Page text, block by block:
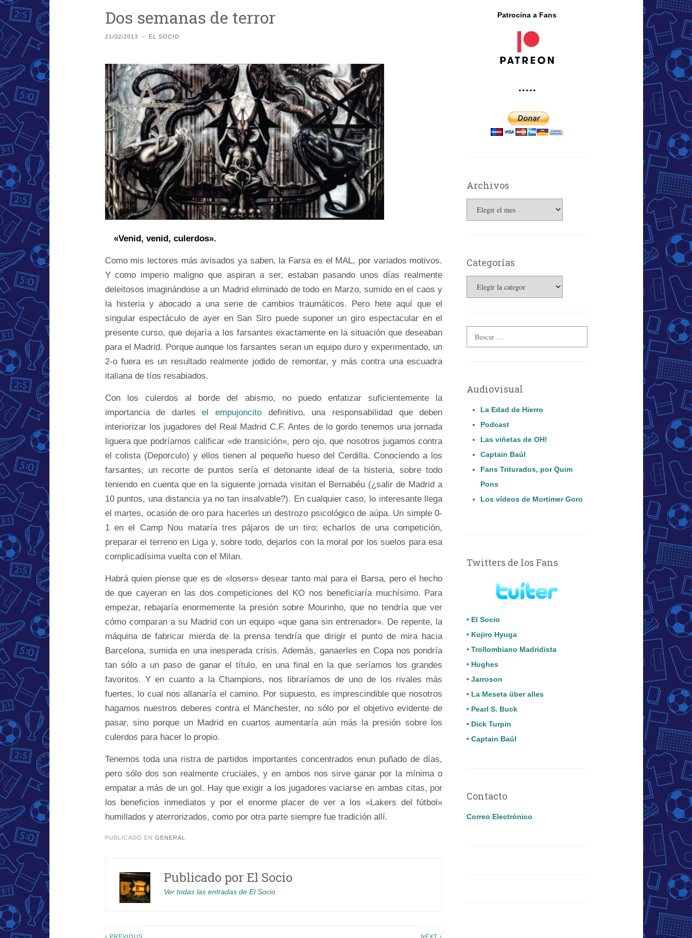
Dos semanas de terror
21/02/2013 ~ EL SOCIO
«Venid, venid, culerdos».
Como mis lectores más avisados ya saben, la Farsa es el MAL, por variados motivos.
Y como imperio maligno que aspiran a ser, estaban pasando unos días realmente
deleitosos imaginándose a un Madrid eliminado de todo en Marzo, sumido en el caos y
la histeria y abocado a una serie de cambios traumáticos. Pero hete aquí que el
singular espectáculo de ayer en San Siro puede suponer un giro espectacular en el
presente curso, que dejaría a los farsantes exactamente en la situación que deseaban
para el Madrid. Porque aunque los farsantes seran un equipo duro y experimentado, un
2-o fuera es un resultado realmente jodido de remontar, y más contra una escuadra
italiana de tíos resabiados.
Con los culerdos al borde del abismo, no puedo enfatizar suficientemente la
importancia de darlesel empujoncito definitivo, una responsabilidad que deben
interiorizar los jugadores del Real Madrid C.F. Antes de lo gordo tenemos una jornada
liguera que podríamos calificar «de transición», pero ojo, que nosotros jugamos contra
el colista (Deporculo) y ellos tienen al pequeño hueso del Cerdilla. Conociendo a los
farsantes, un recorte de puntos sería el detonante ideal de la histeria, sobre todo
teniendo en cuenta que en la siguiente jornada visitan el Bernabéu (¿salir de Madrid a
10 puntos, una distancia ya no tan insalvable?). En cualquier caso, lo interesante llega
el martes, ocasión de oro para hacerles un destrozo psicológico de aúpa. Un simple 0-
1 en el Camp Nou mataría tres pájaros de un tiro: echarlos de una competición,
preparar el terreno en Liga y, sobre todo, dejarlos con la moral por los suelos para esa
complicadísima vuelta con el Milan.
Habrá quien piense que es de «losers» desear tanto mal para el Barsa, pero el hecho
de que cayeran en las dos competiciones del KO nos beneficiaría muchísimo. Para
empezar, rebajaría enormemente la presión sobre Mourinho, que no tendría que ver
cómo comparan a su Madrid con un equipo «que gana sin entrenador». De repente, la
máquina de fabricar mierda de la prensa tendría que dirigir el punto de mira hacia
Barcelona, sumida en una inesperada crisis. Además, ganaerles en Copa nos pondría
tan sólo a un paso de ganar el título, en una final en la que seríamos los grandes
favoritos. Y en cuanto a la Champions, nos libraríamos de uno de los rivales más
fuertes, lo cual nos allanaría el camino. Por supuesto, es imprescindible que nosotros
hagamos nuestros deberes contra el Manchester, no sólo por el objetivo evidente de
pasar, sino porque un Madrid en cuartos aumentaría aún más la presión sobre los
culerdos para hacer lo propio.
Tenemos toda una ristra de partidos importantes concentrados enun puñado de días,
pero sólo dos son realmente cruciales, y en ambos nos sirve ganar por la mínima o
empatar a más de un gol. Hay que exigir a los jugadores vaciarse en ambas citas, por
los beneficios inmediatos y por el enorme placer de ver a los «Lakers del fútbol»
humillados y aterrorizados, como por otra parte siempre fue tradición allí.
PUBLICADO EN GENERAL
Publicado por El Socio
Ver todas las entradas de El Socio
‹ PREVIOUS
NEXT ›
Patrocina a Fans
·····
Archivos
Categorías
Audiovisual
La Edad de Hierro
Podcast
Las viñetas de OH!
Captain Baúl
Fans Triturados, por Quim
Pons
Los vídeos de Mortimer Goro
Twitters de los Fans
• El Socio
• Kojiro Hyuga
• Trollombiano Madridista
• Hughes
• Jarroson
• La Meseta über alles
• Pearl S. Buck
• Dick Turpin
• Captain Baúl
Contacto
Correo Electrónico